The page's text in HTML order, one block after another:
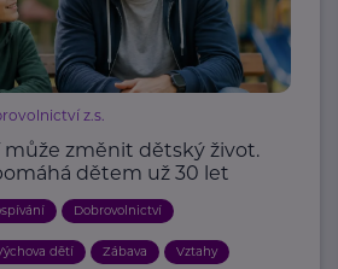
z.s.
změnit dětský život.
dětem už 30 let
Dobrovolnictví
dětí Zábava Vztahy